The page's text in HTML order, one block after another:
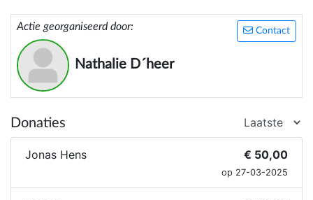
Contact
Actie georganiseerd door:
Nathalie D´heer
Donaties
Jonas Hens € 50,00
op 27-03-2025